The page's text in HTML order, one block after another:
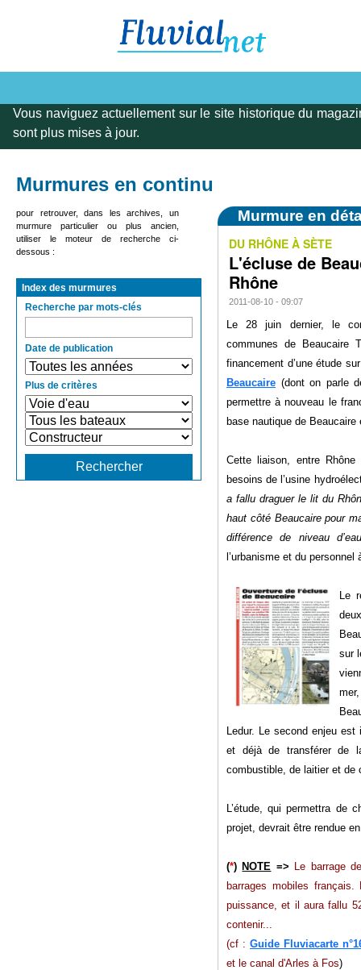
Vous naviguez actuellement sur le site historique du
sont plus mises à jour.
Murmures en continu
pour retrouver, dans les archives, un
murmure particulier ou plus ancien,
utiliser le moteur de recherche ci-
dessous :
Index des murmures
Recherche par mots-clés
Date de publication
Plus de critères
Murmure en
DU RHÔNE À SÈTE
L'écluse de
Rhône
2011-08-10 - 09:07
Le 28 juin dernier, le
communes de Beaucaire
financement d’une étude
Beaucaire (dont on parle
permettre à nouveau le
base nautique de Beaucaire
Cette liaison, entre
besoins de l’usine
a fallu draguer le lit du
haut côté Beaucaire pour
différence de niveau d’eau
l’urbanisme et du
Le
sur
Ledur. Le second enjeu
et déjà de transférer de
combustible, de laitier et de
L’étude, qui permettra de
projet, devrait être rendue
(*) NOTE => Le barrage
barrages mobiles
puissance, et il aura fallu
contenir...
(cf : Guide Fluviacarte
et le canal d'Arles à Fos)